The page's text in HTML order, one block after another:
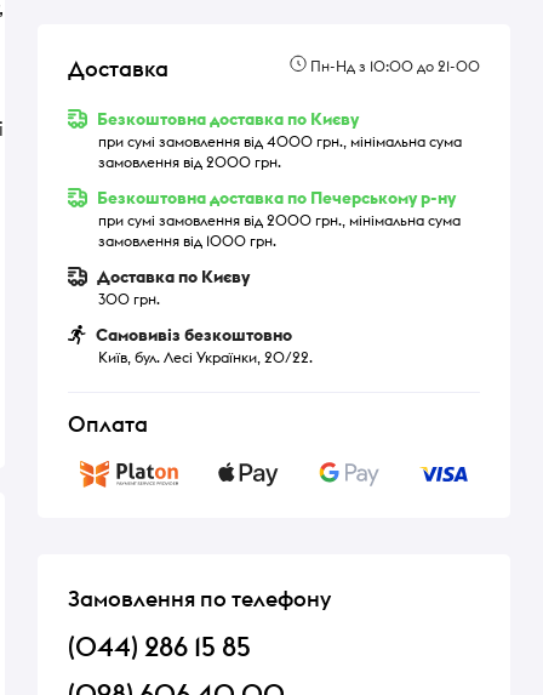
Доставка Пн-Нд з 10:00 до 21-00
Безкоштовна доставка по Києву
при сумі замовлення від 4000 грн., мінімальна сума
замовлення від 2000 грн.
Безкоштовна доставка по Печерському р-ну
при сумі замовлення від 2000 грн., мінімальна сума
замовлення від 1000 грн.
Доставка по Києву
300 грн.
Самовивіз безкоштовно
Київ, бул. Лесі Українки, 20/22.
Оплата
Замовлення по телефону
(044) 286 15 85